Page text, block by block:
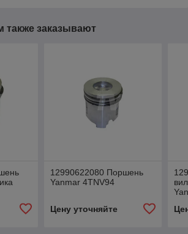
также заказывают
12990622080 Поршень
Yanmar 4TNV94
Цену уточняйте